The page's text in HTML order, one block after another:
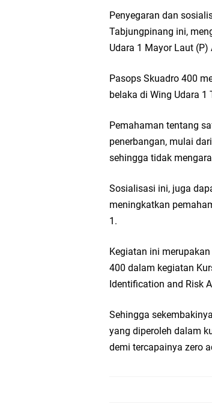
Penyegaran dan
Tabjungpinang ini,
Udara 1 Mayor Laut
Pasops Skuadro 400
belaka di Wing Udara 1
Pemahaman tentang
penerbangan, mulai
sehingga tidak
Sosialisasi ini, juga
meningkatkan
1.
Kegiatan ini
400 dalam kegiatan
Identification and Risk
Sehingga
yang diperoleh dalam
demi tercapainya zero